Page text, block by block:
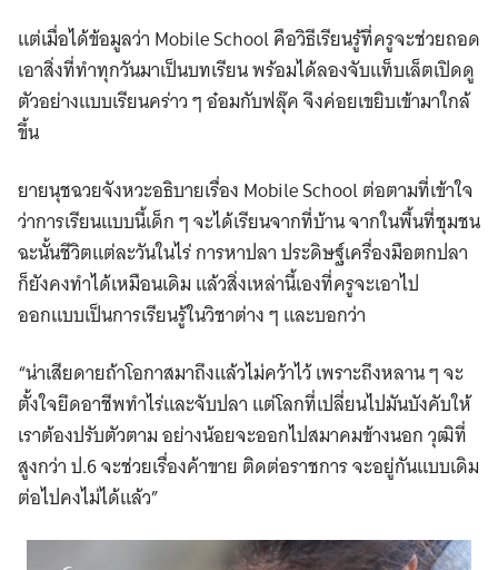
แต่เมื่อได้ข้อมูลว่า Mobile School คือวิธีเรียนรู้ที่ครูจะช่วยถอด
เอาสิ่งที่ทำทุกวันมาเป็นบทเรียน พร้อมได้ลองจับแท็บเล็ตเปิดดู
ตัวอย่างแบบเรียนคร่าว ๆ อ๋อมกับฟลุ๊ค จึงค่อยเขยิบเข้ามาใกล้
ขึ้น
ยายนุชฉวยจังหวะอธิบายเรื่อง Mobile School ต่อตามที่เข้าใจ
ว่าการเรียนแบบนี้เด็ก ๆ จะได้เรียนจากที่บ้าน จากในพื้นที่ชุมชน
ฉะนั้นชีวิตแต่ละวันในไร่ การหาปลา ประดิษฐ์เครื่องมือตกปลา
ก็ยังคงทำได้เหมือนเดิม แล้วสิ่งเหล่านี้เองที่ครูจะเอาไป
ออกแบบเป็นการเรียนรู้ในวิชาต่าง ๆ และบอกว่า
“น่าเสียดายถ้าโอกาสมาถึงแล้วไม่คว้าไว้ เพราะถึงหลาน ๆ จะ
ตั้งใจยึดอาชีพทำไร่และจับปลา แต่โลกที่เปลี่ยนไปมันบังคับให้
เราต้องปรับตัวตาม อย่างน้อยจะออกไปสมาคมข้างนอก วุฒิที่
สูงกว่า ป.6 จะช่วยเรื่องค้าขาย ติดต่อราชการ จะอยู่กันแบบเดิม
ต่อไปคงไม่ได้แล้ว”